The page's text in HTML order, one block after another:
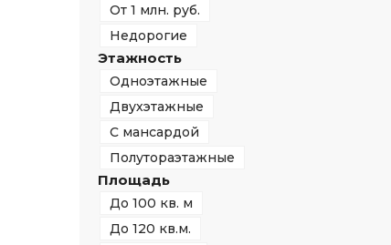
От 1 млн. руб.
Недорогие
Этажность
Одноэтажные
Двухэтажные
С мансардой
Полутораэтажные
Площадь
До 100 кв. м
До 120 кв.м.